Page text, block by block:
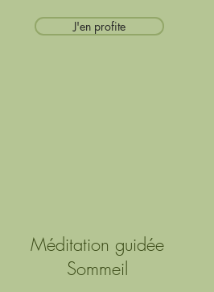
J'en profite
Méditation guidée
Sommeil